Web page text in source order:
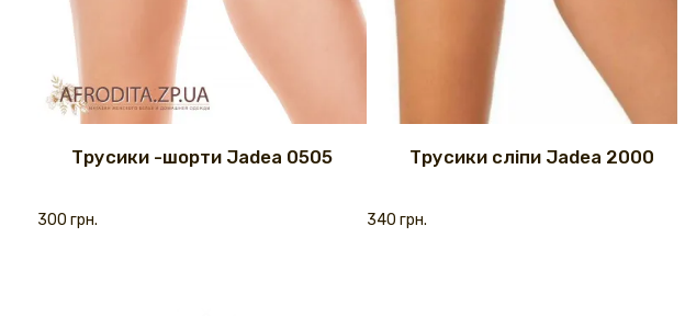
Трусики -шорти Jadea 0505
300 грн.
Трусики сліпи Jadea 2000
340 грн.